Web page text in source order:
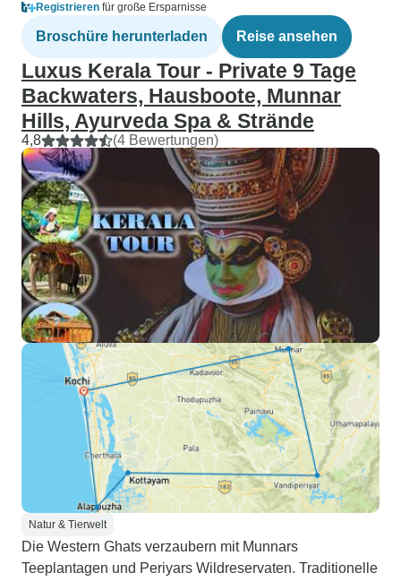
Registrieren für große Ersparnisse
Broschüre herunterladen Reise ansehen
Luxus Kerala Tour - Private 9 Tage
Backwaters, Hausboote, Munnar
Hills, Ayurveda Spa & Strände
4,8 (4 Bewertungen)
Natur & Tierwelt
Die Western Ghats verzaubern mit Munnars
Teeplantagen und Periyars Wildreservaten. Traditionelle